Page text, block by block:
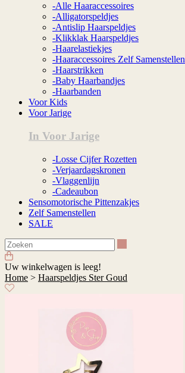
-Alle Haaraccessoires
-Alligatorspeldjes
-Antislip Haarspeldjes
-Klikklak Haarspeldjes
-Haarelastiekjes
-Haaraccessoires Zelf Samenstellen
-Haarstrikken
-Baby Haarbandjes
-Haarbanden
Voor Kids
Voor Jarige
In Voor Jarige
-Losse Cijfer Rozetten
-Verjaardagskronen
-Vlaggenlijn
-Cadeaubon
Sensomotorische Pittenzakjes
Zelf Samenstellen
SALE
Uw winkelwagen is leeg!
Home > Haarspeldjes Ster Goud